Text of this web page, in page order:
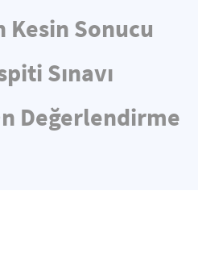
Kesin Sonucu
Sınavı
Değerlendirme